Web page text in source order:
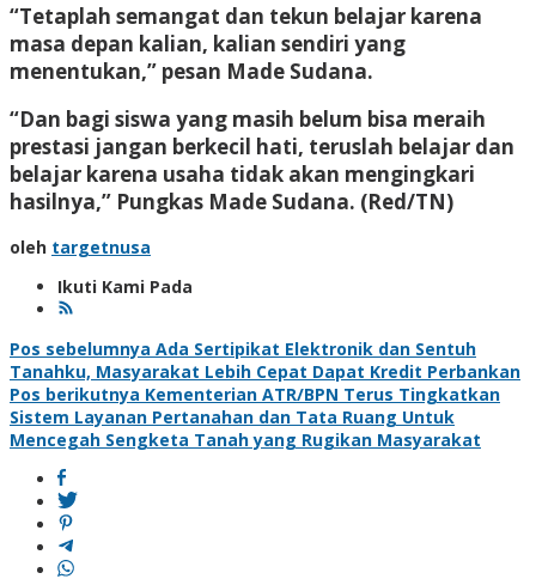
“Tetaplah semangat dan tekun belajar karena
masa depan kalian, kalian sendiri yang
menentukan,” pesan Made Sudana.
“Dan bagi siswa yang masih belum bisa meraih
prestasi jangan berkecil hati, teruslah belajar dan
belajar karena usaha tidak akan mengingkari
hasilnya,” Pungkas Made Sudana. (Red/TN)
oleh targetnusa
Ikuti Kami Pada
Navigasi
pos
Pos sebelumnya Ada Sertipikat Elektronik dan Sentuh
Tanahku, Masyarakat Lebih Cepat Dapat Kredit Perbankan
Pos berikutnya Kementerian ATR/BPN Terus Tingkatkan
Sistem Layanan Pertanahan dan Tata Ruang Untuk
Mencegah Sengketa Tanah yang Rugikan Masyarakat